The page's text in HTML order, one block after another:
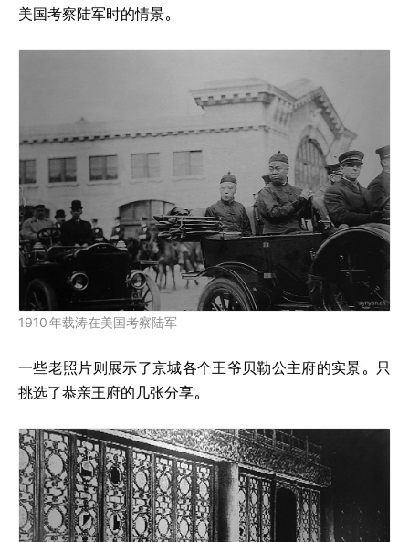
美国考察陆军时的情景。
1910年载涛在美国考察陆军
一些老照片则展示了京城各个王爷贝勒公主府的实景。只
挑选了恭亲王府的几张分享。